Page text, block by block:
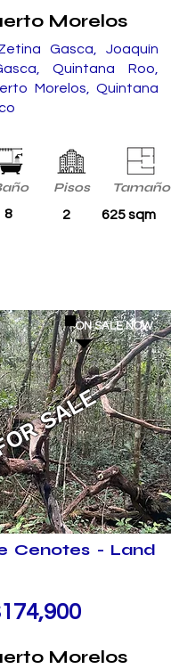
Morelos
Gasca, Joaquín
Quintana Roo,
Morelos, Quintana
Pisos Tamaño
8 2 625 sqm
ON SALE NOW
SALE
Cenotes - Land
Morelos